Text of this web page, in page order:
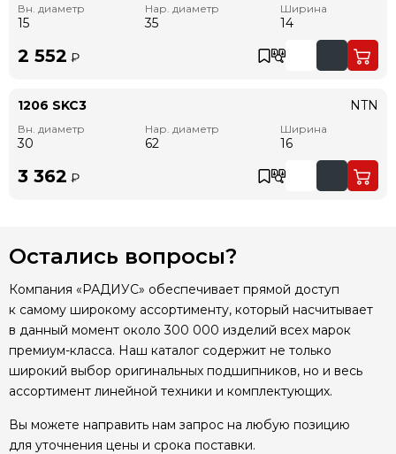
Вн. диаметр
15
Нар. диаметр
35
Ширина
14
2 552 ₽
1206 SKC3
Вн. диаметр
30
Нар. диаметр
62
Ширина
16
NTN
3 362 ₽
Остались вопросы?
Компания «РАДИУС» обеспечивает прямой доступ
к самому широкому ассортименту, который насчитывает
в данный момент около 300 000 изделий всех марок
премиум-класса. Наш каталог содержит не только
широкий выбор оригинальных подшипников, но и весь
ассортимент линейной техники и комплектующих.
Вы можете направить нам запрос на любую позицию
для уточнения цены и срока поставки.